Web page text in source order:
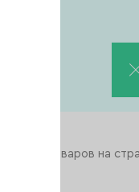
Товаров на